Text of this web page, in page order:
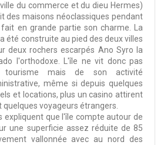
du commerce et du dieu Hermes)
des maisons néoclassiques pendant
en grande partie son charme. La
été construite au pied des deux villes
deux rochers escarpés Ano Syro la
l'orthodoxe. L'île ne vit donc pas
tourisme mais de son activité
même si depuis quelques
et locations, plus un casino attirent
quelques voyageurs étrangers.
expliquent que l'île compte autour de
une superficie assez réduite de 85
vallonnée avec au nord des